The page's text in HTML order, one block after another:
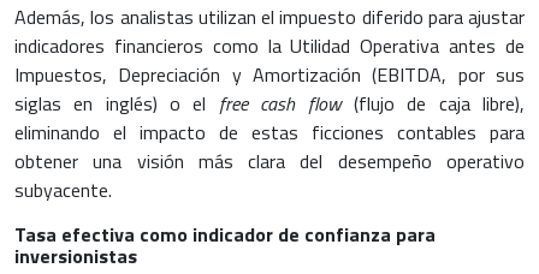
Además, los analistas utilizan el impuesto diferido para ajustar
indicadores financieros como la Utilidad Operativa antes de
Impuestos, Depreciación y Amortización (EBITDA, por sus
siglas en inglés) o el free cash flow(flujo de caja libre),
eliminando el impacto de estas ficciones contables para
obtener una visión más clara del desempeño operativo
subyacente.
Tasa efectiva como indicador de confianza para
inversionistas